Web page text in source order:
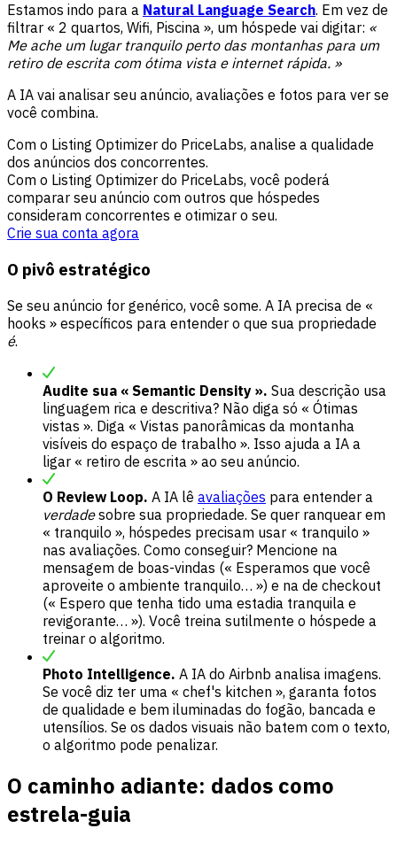
Estamos indo para a Natural Language Search. Em vez de
filtrar « 2 quartos, Wifi, Piscina », um hóspede vai digitar: «
Me ache um lugar tranquilo perto das montanhas para um
retiro de escrita com ótima vista e internet rápida. »
A IA vai analisar seu anúncio, avaliações e fotos para ver se
você combina.
Com o Listing Optimizer do PriceLabs, analise a qualidade
dos anúncios dos concorrentes.
Com o Listing Optimizer do PriceLabs, você poderá
comparar seu anúncio com outros que hóspedes
consideram concorrentes e otimizar o seu.
Crie sua conta agora
O pivô estratégico
Se seu anúncio for genérico, você some. A IA precisa de «
hooks » específicos para entender o que sua propriedade
é.
Audite sua « Semantic Density ». Sua descrição usa
linguagem rica e descritiva? Não diga só « Ótimas
vistas ». Diga « Vistas panorâmicas da montanha
visíveis do espaço de trabalho ». Isso ajuda a IA a
ligar « retiro de escrita » ao seu anúncio.
O Review Loop. A IA lê avaliações para entender a
verdadesobre sua propriedade. Se quer ranquear em
« tranquilo », hóspedes precisam usar « tranquilo »
nas avaliações. Como conseguir? Mencione na
mensagem de boas-vindas (« Esperamos que você
aproveite o ambiente tranquilo… ») e na de checkout
(« Espero que tenha tido uma estadia tranquila e
revigorante… »). Você treina sutilmente o hóspede a
treinar o algoritmo.
Photo Intelligence. A IA do Airbnb analisa imagens.
Se você diz ter uma « chef's kitchen », garanta fotos
de qualidade e bem iluminadas do fogão, bancada e
utensílios. Se os dados visuais não batem com o texto,
o algoritmo pode penalizar.
O caminho adiante: dados como
estrela-guia